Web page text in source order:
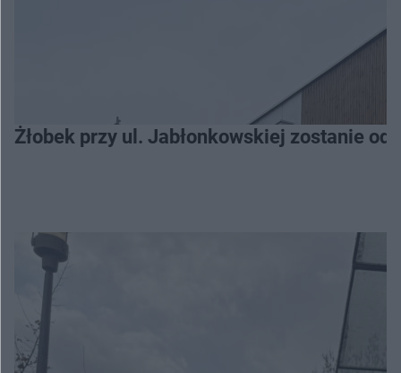
Żłobek przy ul. Jabłonkowskiej zostanie